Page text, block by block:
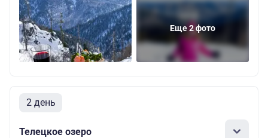
Еще 2 фото
2 день
Телецкое озеро